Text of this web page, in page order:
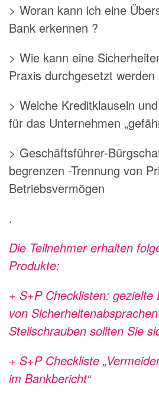
> Woran kann ich eine
Bank erkennen ?
> Wie kann eine
Praxis durchgesetzt werden
> Welche Kreditklauseln
für das Unternehmen
> Geschäftsführer-
begrenzen -Trennung von
Betriebsvermögen
.
Die Teilnehmer erhalten
Produkte:
+ S+P Checklisten: gezielte
von
Stellschrauben sollten Sie
+ S+P Checkliste
im Bankbericht“